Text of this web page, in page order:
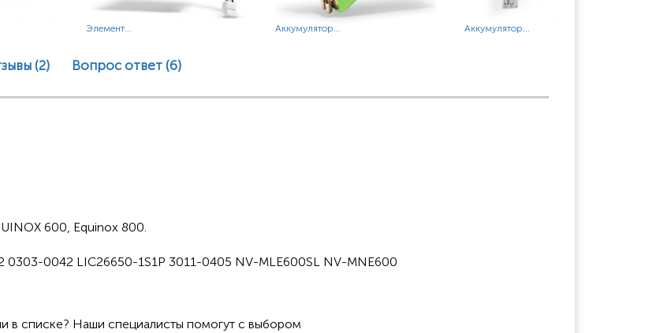
Элемент... Аккумулятор... Аккумулятор...
(2) Вопрос ответ (6)
600, Equinox 800.
0303-0042 LIC26650-1S1P 3011-0405 NV-MLE600SL NV-MNE600
в списке? Наши специалисты помогут с выбором